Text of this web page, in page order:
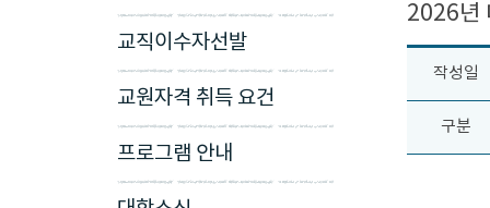
교직이수자선발
교원자격 취득 요건
프로그램 안내
2026년
작성일
구분